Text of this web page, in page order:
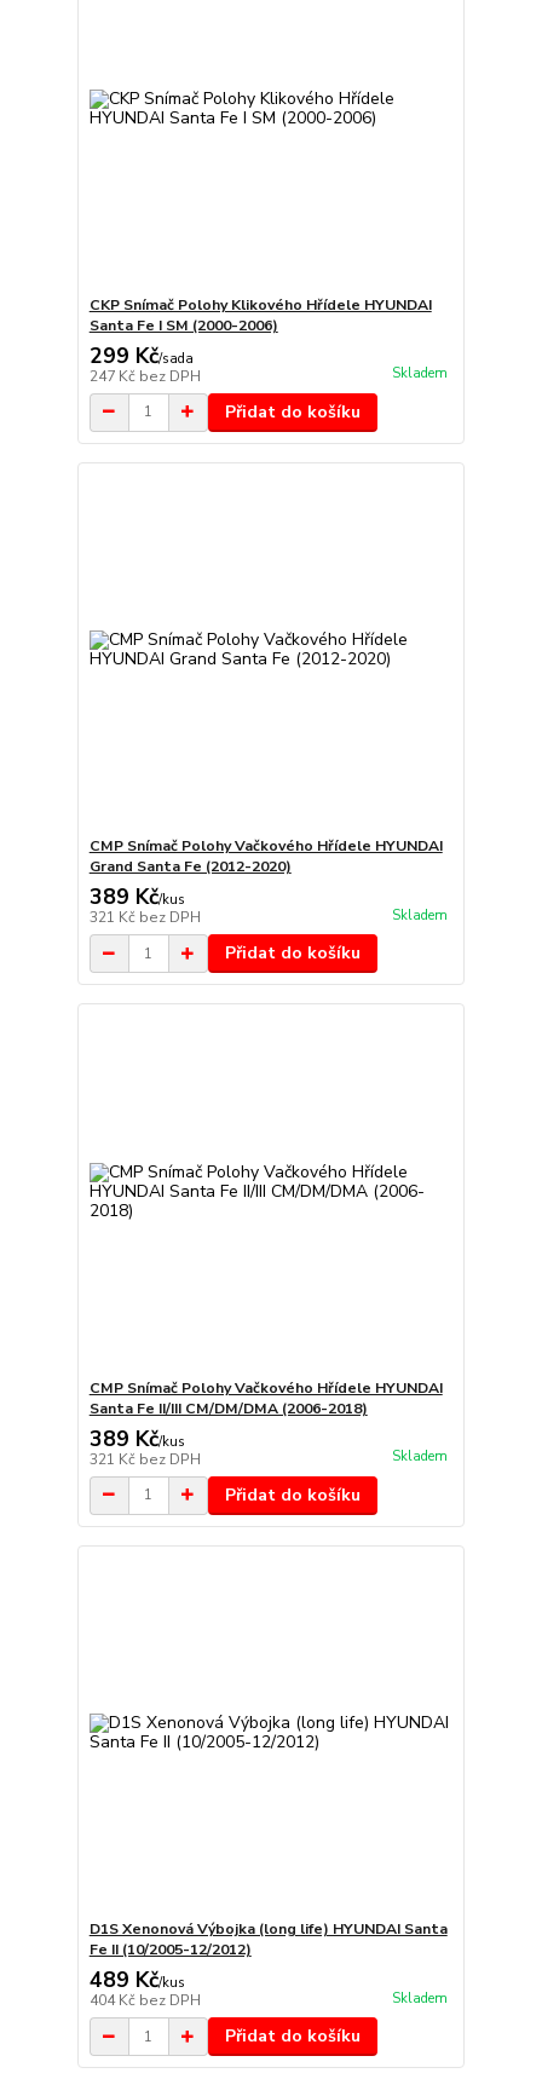
CKP Snímač Polohy Klikového Hřídele HYUNDAI
Santa Fe I SM (2000-2006)
299 Kč/sada
247 Kč bez DPH Skladem
Přidat do košíku
CMP Snímač Polohy Vačkového Hřídele HYUNDAI
Grand Santa Fe (2012-2020)
389 Kč/kus
321 Kč bez DPH Skladem
Přidat do košíku
CMP Snímač Polohy Vačkového Hřídele HYUNDAI
Santa Fe II/III CM/DM/DMA (2006-2018)
389 Kč/kus
321 Kč bez DPH Skladem
Přidat do košíku
D1S Xenonová Výbojka (long life) HYUNDAI Santa
Fe II (10/2005-12/2012)
489 Kč/kus
404 Kč bez DPH Skladem
Přidat do košíku